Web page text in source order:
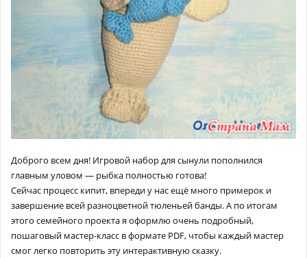
Доброго всем дня! Игровой набор для сынули пополнился
главным уловом — рыбка полностью готова!
Сейчас процесс кипит, впереди у нас ещё много примерок и
завершение всей разноцветной тюленьей банды. А по итогам
этого семейного проекта я оформлю очень подробный,
пошаговый мастер-класс в формате PDF, чтобы каждый мастер
смог легко повторить эту интерактивную сказку.